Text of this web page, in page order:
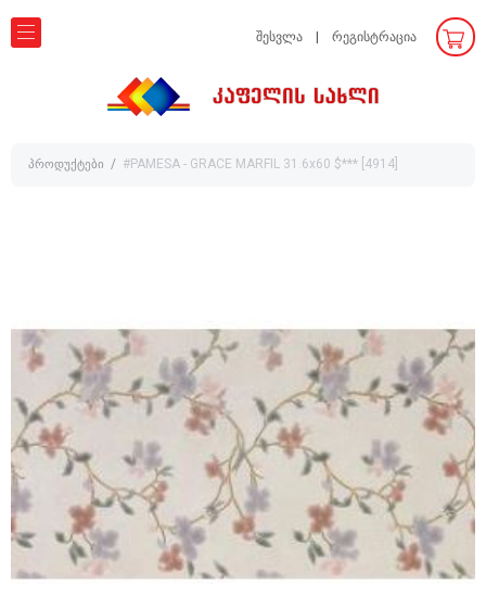
შესვლა რეგისტრაცია
პროდუქტები #PAMESA - GRACE MARFIL 31.6x60 $*** [4914]